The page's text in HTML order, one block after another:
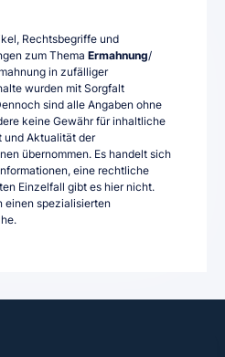
Rechtsbegriffe und
zum Thema Ermahnung/
in zufälliger
wurden mit Sorgfalt
sind alle Angaben ohne
keine Gewähr für inhaltliche
und Aktualität der
übernommen. Es handelt sich
eine rechtliche
Einzelfall gibt es hier nicht.
einen spezialisierten